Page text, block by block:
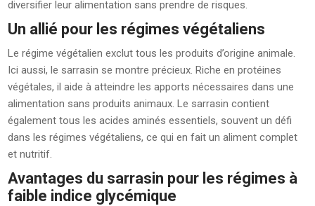
diversifier leur alimentation sans prendre de risques.
Un allié pour les régimes végétaliens
Le régime végétalien exclut tous les produits d’origine animale.
Ici aussi, le sarrasin se montre précieux. Riche en protéines
végétales, il aide à atteindre les apports nécessaires dans une
alimentation sans produits animaux. Le sarrasin contient
également tous les acides aminés essentiels, souvent un défi
dans les régimes végétaliens, ce qui en fait un aliment complet
et nutritif.
Avantages du sarrasin pour les régimes à
faible indice glycémique